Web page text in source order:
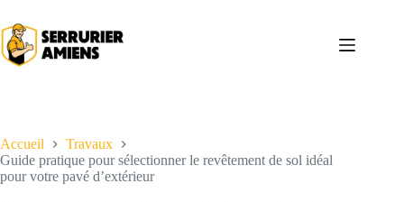
au
contenu
Accueil
Travaux
Guide pratique pour sélectionner le revêtement de sol idéal
pour votre pavé d’extérieur